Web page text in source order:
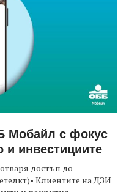
Мобайл с фокус
и инвестициите
достъп до
Клиентите на ДЗИ